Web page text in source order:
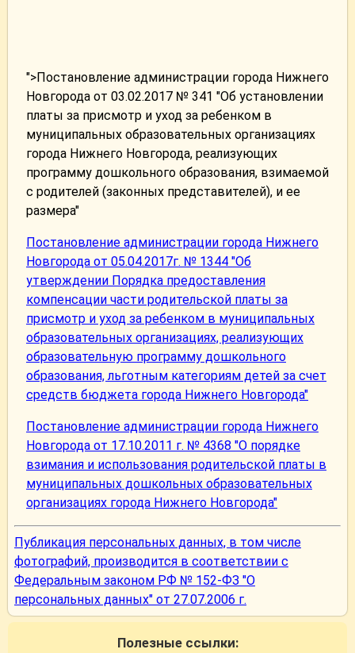
">Постановление администрации города Нижнего
Новгорода от 03.02.2017 № 341 "Об установлении
платы за присмотр и уход за ребенком в
муниципальных образовательных организациях
города Нижнего Новгорода, реализующих
программу дошкольного образования, взимаемой
с родителей (законных представителей), и ее
размера"
Постановление администрации города Нижнего
Новгорода от 05.04.2017г. № 1344 "Об
утверждении Порядка предоставления
компенсации части родительской платы за
присмотр и уход за ребенком в муниципальных
образовательных организациях, реализующих
образовательную программу дошкольного
образования, льготным категориям детей за счет
средств бюджета города Нижнего Новгорода"
Постановление администрации города Нижнего
Новгорода от 17.10.2011 г. № 4368 "О порядке
взимания и использования родительской платы в
муниципальных дошкольных образовательных
организациях города Нижнего Новгорода"
Публикация персональных данных, в том числе
фотографий, производится в соответствии с
Федеральным законом РФ № 152-ФЗ "О
персональных данных" от 27.07.2006 г.
Полезные ссылки: